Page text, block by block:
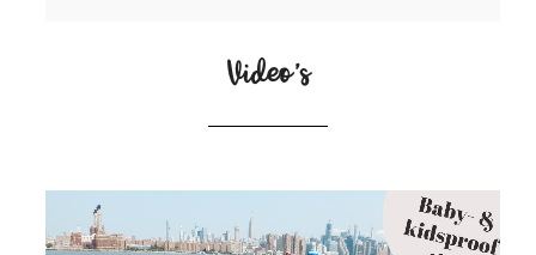
Video’s